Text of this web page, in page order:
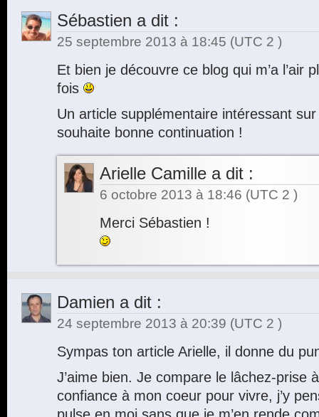
Sébastien a dit :
25 septembre 2013 à 18:45 (UTC 2 )
Et bien je découvre ce blog qui m’a l’air
fois
Un article supplémentaire intéressant
souhaite bonne continuation !
Arielle Camille a dit :
6 octobre 2013 à 18:46 (UTC 2 )
Merci Sébastien !
Damien a dit :
24 septembre 2013 à 20:39 (UTC 2 )
Sympas ton article Arielle, il donne du
J’aime bien. Je compare le lâchez-prise
confiance à mon coeur pour vivre, j’y